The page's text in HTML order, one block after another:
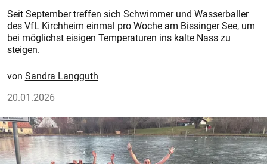
Seit September treffen sich Schwimmer und Wasserballer
des VfL Kirchheim einmal pro Woche am Bissinger See, um
bei möglichst eisigen Temperaturen ins kalte Nass zu
steigen.
Sandra Langguth
20.01.2026